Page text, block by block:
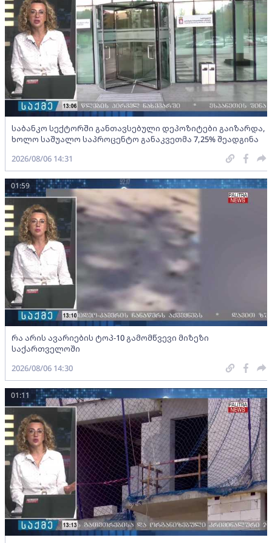
საბანკო სექტორში განთავსებული დეპოზიტები გაიზარდა,
ხოლო საშუალო საპროცენტო განაკვეთმა 7,25% შეადგინა
2026/08/06 14:31
რა არის ავარიების ტოპ-10 გამომწვევი მიზეზი
საქართველოში
01:59
2026/08/06 14:30
01:11